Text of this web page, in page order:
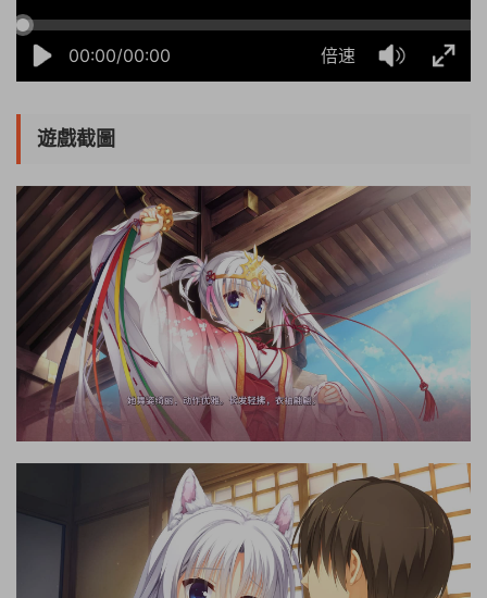
00:00/00:00 倍速
遊戲截圖